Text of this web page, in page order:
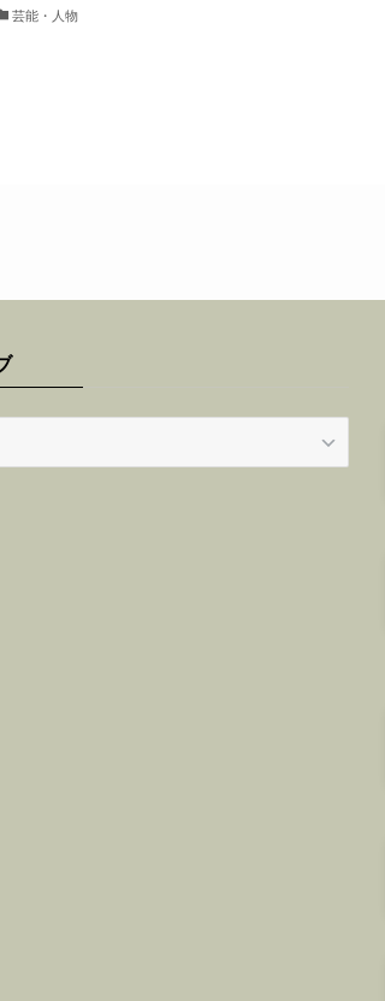
芸能・人物